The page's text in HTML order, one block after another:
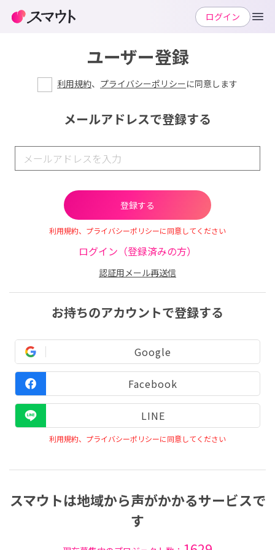
ユーザー登録
利用規約、 プライバシーポリシーに同意します
メールアドレスで登録する
利用規約、プライバシーポリシーに同意してください
ログイン（登録済みの方）
認証用メール再送信
お持ちのアカウントで登録する
Google
Facebook
LINE
利用規約、プライバシーポリシーに同意してください
スマウトは地域から声がかかるサービスで
す
ログイン